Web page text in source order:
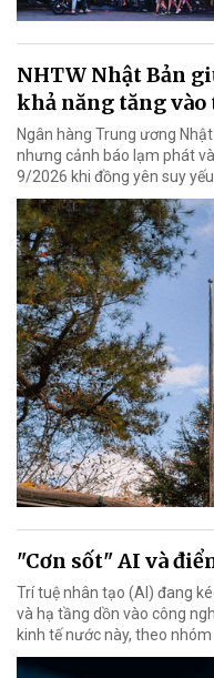
NHTW Nhật Bản
khả năng tăng vào
Ngân hàng Trung ương
nhưng cảnh báo lạm phát
9/2026 khi đồng yên suy yếu.
"Cơn sốt" AI và
Trí tuệ nhân tạo (AI) đang
và hạ tầng dồn vào công
kinh tế nước này, theo